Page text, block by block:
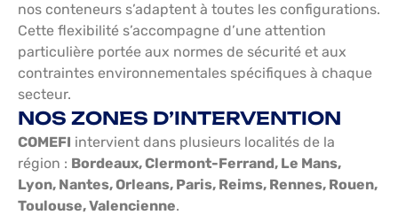
nos conteneurs s’adaptent à toutes les configurations.
Cette flexibilité s’accompagne d’une attention
particulière portée aux normes de sécurité et aux
contraintes environnementales spécifiques à chaque
secteur.
NOS ZONES D’INTERVENTION
COMEFI intervient dans plusieurs localités de la
région : Bordeaux, Clermont-Ferrand, Le Mans,
Lyon, Nantes, Orleans, Paris, Reims, Rennes, Rouen,
Toulouse, Valencienne.